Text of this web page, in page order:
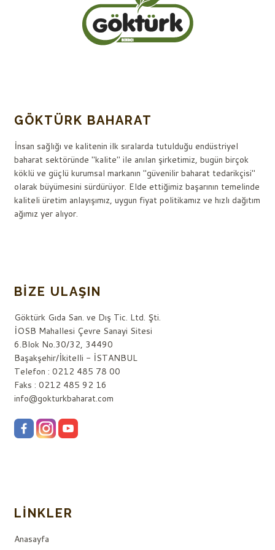
GÖKTÜRK BAHARAT
İnsan sağlığı ve kalitenin ilk sıralarda tutulduğu endüstriyel
baharat sektöründe "kalite" ile anılan şirketimiz, bugün birçok
köklü ve güçlü kurumsal markanın "güvenilir baharat tedarikçisi"
olarak büyümesini sürdürüyor. Elde ettiğimiz başarının temelinde
kaliteli üretim anlayışımız, uygun fiyat politikamız ve hızlı dağıtım
ağımız yer alıyor.
BIZE ULAŞIN
Göktürk Gıda San. ve Dış Tic. Ltd. Şti.
İOSB Mahallesi Çevre Sanayi Sitesi
6.Blok No.30/32, 34490
Başakşehir/İkitelli - İSTANBUL
Telefon : 0212 485 78 00
Faks : 0212 485 92 16
info@gokturkbaharat.com
LINKLER
Anasayfa